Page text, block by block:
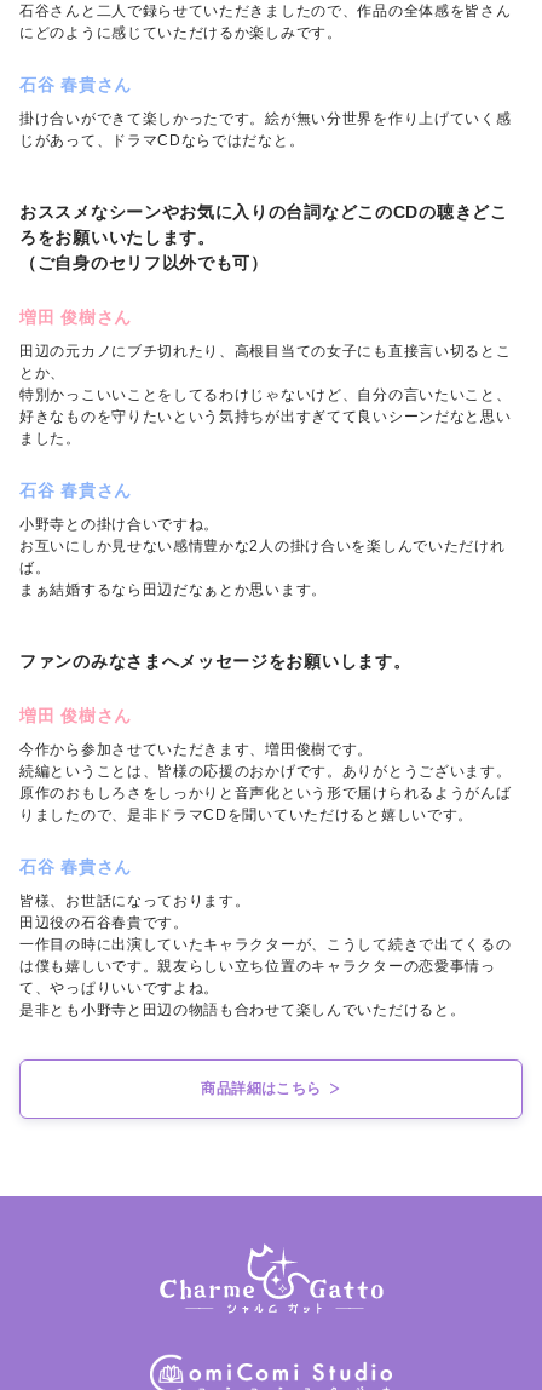
石谷さんと二人で録らせていただきましたので、作品の全体感を皆さん
にどのように感じていただけるか楽しみです。
石谷 春貴さん
掛け合いができて楽しかったです。絵が無い分世界を作り上げていく感
じがあって、ドラマCDならではだなと。
おススメなシーンやお気に入りの台詞などこのCDの聴きどこ
ろをお願いいたします。
（ご自身のセリフ以外でも可）
増田 俊樹さん
田辺の元カノにブチ切れたり、高根目当ての女子にも直接言い切るとこ
とか、
特別かっこいいことをしてるわけじゃないけど、自分の言いたいこと、
好きなものを守りたいという気持ちが出すぎてて良いシーンだなと思い
ました。
石谷 春貴さん
小野寺との掛け合いですね。
お互いにしか見せない感情豊かな2人の掛け合いを楽しんでいただけれ
ば。
まぁ結婚するなら田辺だなぁとか思います。
ファンのみなさまへメッセージをお願いします。
増田 俊樹さん
今作から参加させていただきます、増田俊樹です。
続編ということは、皆様の応援のおかげです。ありがとうございます。
原作のおもしろさをしっかりと音声化という形で届けられるようがんば
りましたので、是非ドラマCDを聞いていただけると嬉しいです。
石谷 春貴さん
皆様、お世話になっております。
田辺役の石谷春貴です。
一作目の時に出演していたキャラクターが、こうして続きで出てくるの
は僕も嬉しいです。親友らしい立ち位置のキャラクターの恋愛事情っ
て、やっぱりいいですよね。
是非とも小野寺と田辺の物語も合わせて楽しんでいただけると。
商品詳細はこちら